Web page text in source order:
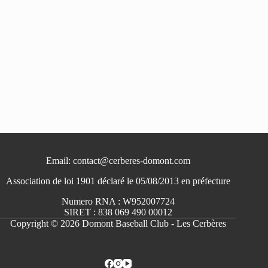
Email: contact@cerberes-domont.com
Association de loi 1901 déclaré le 05/08/2013 en préfecture
Numero RNA : W952007724
SIRET : 838 069 490 00012
Copyright © 2026 Domont Baseball Club - Les Cerbères